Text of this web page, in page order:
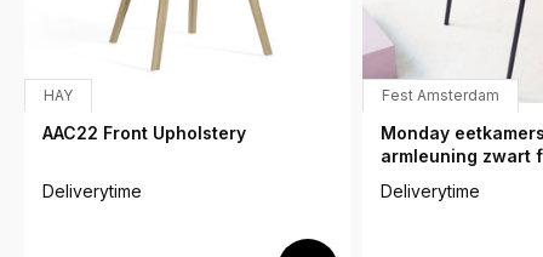
HAY
AAC22 Front Upholstery
Deliverytime
Fest Amsterdam
Monday
armleuning zwart
Deliverytime